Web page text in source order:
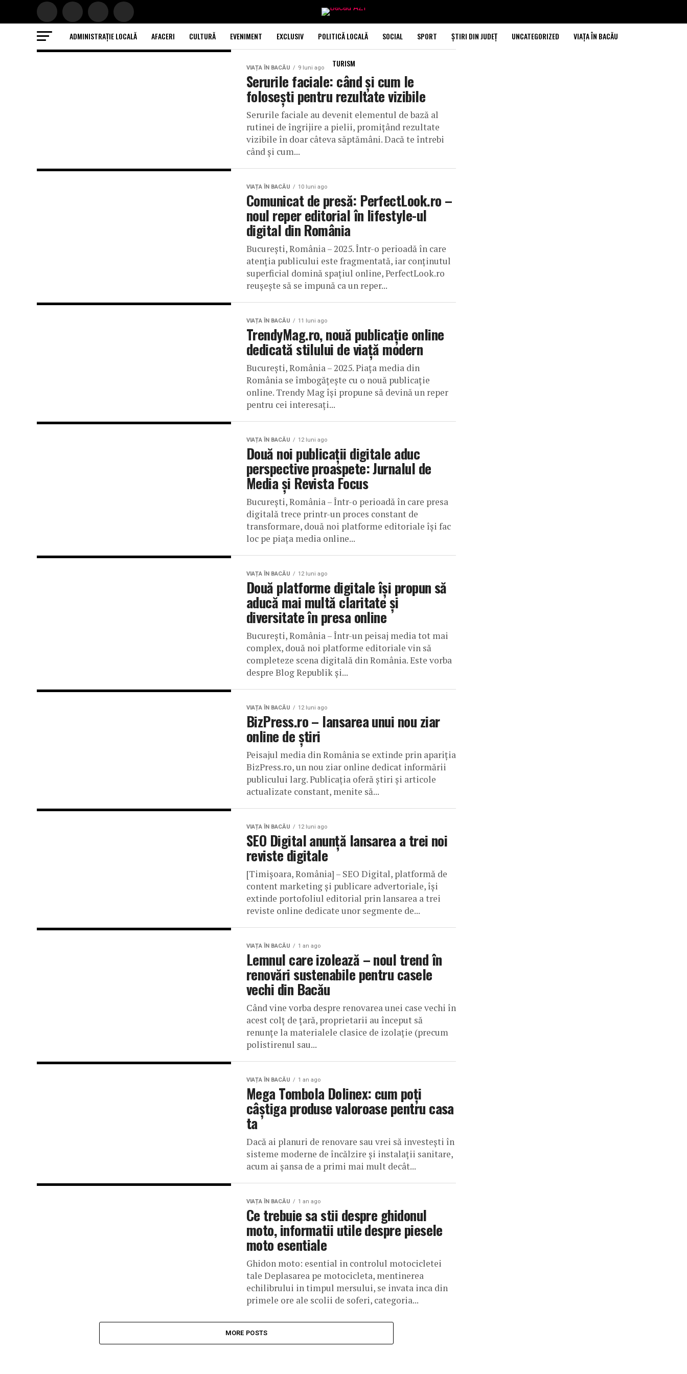
ADMINISTRAȚIE LOCALĂ AFACERI CULTURĂ EVENIMENT EXCLUSIV POLITICĂ LOCALĂ SOCIAL SPORT ȘTIRI DIN JUDEȚ UNCATEGORIZED VIAȚA ÎN BACĂU
TURISM
VIAȚA ÎN BACĂU 9 luni ago
Serurile faciale: când și cum le
folosești pentru rezultate vizibile
Serurile faciale au devenit elementul de bază al
rutinei de îngrijire a pielii, promițând rezultate
vizibile în doar câteva săptămâni. Dacă te întrebi
când și cum...
VIAȚA ÎN BACĂU 10 luni ago
Comunicat de presă: PerfectLook.ro –
noul reper editorial în lifestyle-ul
digital din România
București, România – 2025. Într-o perioadă în care
atenția publicului este fragmentată, iar conținutul
superficial domină spațiul online, PerfectLook.ro
reușește să se impună ca un reper...
VIAȚA ÎN BACĂU 11 luni ago
TrendyMag.ro, nouă publicație online
dedicată stilului de viață modern
București, România – 2025. Piața media din
România se îmbogățește cu o nouă publicație
online. Trendy Mag își propune să devină un reper
pentru cei interesați...
VIAȚA ÎN BACĂU 12 luni ago
Două noi publicații digitale aduc
perspective proaspete: Jurnalul de
Media și Revista Focus
București, România – Într-o perioadă în care presa
digitală trece printr-un proces constant de
transformare, două noi platforme editoriale își fac
loc pe piața media online...
VIAȚA ÎN BACĂU 12 luni ago
Două platforme digitale își propun să
aducă mai multă claritate și
diversitate în presa online
București, România – Într-un peisaj media tot mai
complex, două noi platforme editoriale vin să
completeze scena digitală din România. Este vorba
despre Blog Republik și...
VIAȚA ÎN BACĂU 12 luni ago
BizPress.ro – lansarea unui nou ziar
online de știri
Peisajul media din România se extinde prin apariția
BizPress.ro, un nou ziar online dedicat informării
publicului larg. Publicația oferă știri și articole
actualizate constant, menite să...
VIAȚA ÎN BACĂU 12 luni ago
SEO Digital anunță lansarea a trei noi
reviste digitale
[Timișoara, România] – SEO Digital, platformă de
content marketing și publicare advertoriale, își
extinde portofoliul editorial prin lansarea a trei
reviste online dedicate unor segmente de...
VIAȚA ÎN BACĂU 1 an ago
Lemnul care izolează – noul trend în
renovări sustenabile pentru casele
vechi din Bacău
Când vine vorba despre renovarea unei case vechi în
acest colț de țară, proprietarii au început să
renunțe la materialele clasice de izolație (precum
polistirenul sau...
VIAȚA ÎN BACĂU 1 an ago
Mega Tombola Dolinex: cum poți
câștiga produse valoroase pentru casa
ta
Dacă ai planuri de renovare sau vrei să investești în
sisteme moderne de încălzire și instalații sanitare,
acum ai șansa de a primi mai mult decât...
VIAȚA ÎN BACĂU 1 an ago
Ce trebuie sa stii despre ghidonul
moto, informatii utile despre piesele
moto esentiale
Ghidon moto: esential in controlul motocicletei
tale Deplasarea pe motocicleta, mentinerea
echilibrului in timpul mersului, se invata inca din
primele ore ale scolii de soferi, categoria...
MORE POSTS